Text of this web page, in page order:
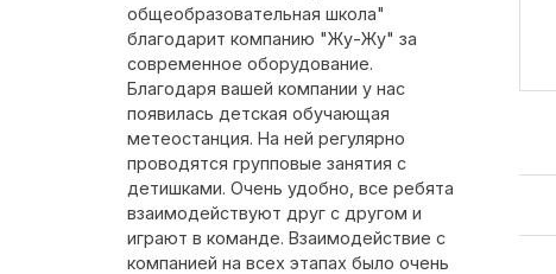
общеобразовательная школа"
благодарит компанию "Жу-Жу" за
современное оборудование.
Благодаря вашей компании у нас
появилась детская обучающая
метеостанция. На ней регулярно
проводятся групповые занятия с
детишками. Очень удобно, все ребята
взаимодействуют друг с другом и
играют в команде. Взаимодействие с
компанией на всех этапах было очень